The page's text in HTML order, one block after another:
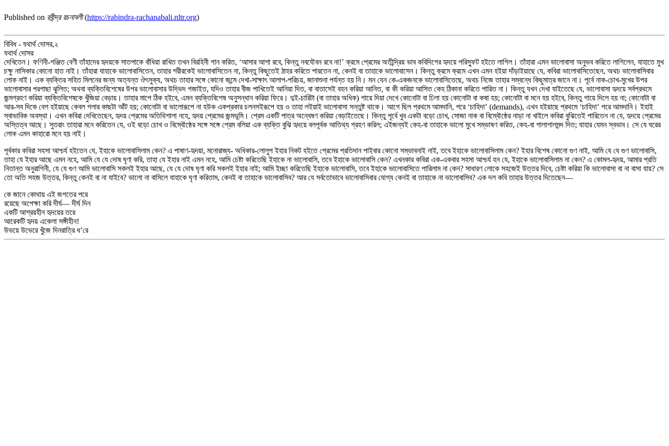
Published on রবীন্দ্র রচনাবলী(https://rabindra-rachanabali.nltr.org)
বিবিধ - যথার্থ দোসর,২
যথার্থ দোসর
দেখিতেন। ফণিনী-গঞ্জিত বেণী তাঁহাদের হৃদয়কে সাতপাকে বাঁধিয়া রাখিত তখন বিরহিনী গান করিত, ‘আসার আশা রবে, কিন্তু নবযৌবন রবে না!’ ক্রমে প্রেমের অতীন্দ্রিয় ভাব কবিদিগের হৃদয়ে পরিস্ফুট হইতে লাগিল। তাঁহারা এমন ভালোবাসা অনুভব করিতে লাগিলেন, যাহাতে মুখ
চক্ষু নাসিকার কোনো হাত নাই। তাঁহারা যাহাকে ভালোবাসিতেন, তাহার শরীরকেই ভালোবাসিতেন না, কিন্তু কিছুতেই ঠাহর করিতে পারতেন না, কেনই বা তাহাকে ভালোবাসেন। কিন্তু ক্রমে ক্রমে এখন এমন হইয়া দাঁড়াইয়াছে যে, কবিরা ভালোবাসিতেছেন, অথচ ভালোবাসিবার
লোক নাই। এক ব্যক্তির সহিত মিলনের জন্য অত্যন্ত ঔৎসুক্য, অথচ তাহার সঙ্গে কোনো জন্মে দেখা-সাক্ষাৎ আলাপ-পরিচয়, জানাশুনা পর্যন্ত হয় নি। মন যেন কে-একজনকে ভালোবাসিতেছে, অথচ নিজে তাহার সম্বন্ধে কিছুমাত্র জানে না। পূর্বে নাক-চোখ-মুখের উপর
ভালোবাসার পরগাছা ঝুলিত; অথবা ব্যক্তিবিশেষের উপর ভালোবাসার উদ্ভিদ গজাইত, যদিও তাহার বীজ পাখিতেই আনিয়া দিত, বা বাতাসেই বহন করিয়া আনিত, বা কী করিয়া আসিত কেহ ঠিকানা করিতে পারিত না। কিন্তু যখন দেখা যাইতেছে যে, ভালোবাসা হৃদয়ে সর্বপ্রথমে
জন্মগ্রহণ করিয়া ব্যক্তিবিশেষকে খুঁজিয়া বেড়ায়। তাহার মাপে ঠিক হইবে, এমন ব্যক্তিবিশেষ অনুসন্ধান করিয়া ফিরে। দুই-চারিটা (বা তাহার অধিক) গায়ে দিয়া দেখে কোনোটা বা ঢিলা হয় কোনোটা বা কষা হয়; কোনোটা বা মনে হয় হইবে, কিন্তু গায়ে দিলে হয় না; কোনোটা বা
আর-সব দিকে বেশ হইয়াছে কেবল গলার কাছটা আঁট হয়; কোনোটা বা ভালোরূপে না হউক একপ্রকার চলনসইরূপে হয় ও তাহা লইয়াই ভালোবাসা সন্তুষ্ট থাকে। আগে ছিল প্রথমে আমদানি, পরে ‘চাহিদা’ (demands), এখন হইয়াছে প্রথমে ‘চাহিদা’ পরে আমদানি। ইহাই
স্বাভাবিক অবস্থা। এখন কবিরা দেখিতেছেন, হৃদয় প্রেমের অতিথিশালা নহে, হৃদয় প্রেমের জন্মভূমি। প্রেম একটি পাত্র অন্বেষণ করিয়া বেড়াইতেছে। কিন্তু পূর্বে খুব একটা বড়ো চোখ, সোজা নাক বা বিম্বৌষ্ঠের নাড়া না খাইলে কবিরা বুঝিতেই পারিতেন না যে, হৃদয়ে প্রেমের
অস্তিত্ব আছে। সুতরাং তাহারা মনে করিতেন যে, ওই বড়ো চোখ ও বিম্বৌষ্ঠের সঙ্গে সঙ্গে প্রেম বলিয়া এক ব্যক্তি বুঝি হৃদয়ে বলপূর্বক আতিথ্য গ্রহণ করিল; এইজন্যই কেহ-বা তাহাকে ভালো মুখে সম্ভাষণ করিত, কেহ-বা গালাগালমন্দ দিত; যাহার যেমন স্বভাব। সে যে ঘরের
লোক এমন কাহারো মনে হয় নাই।
পূর্বকার কবিরা সহসা আশ্চর্য হইতেন যে, ইহাকে ভালোবাসিলাম কেন? এ পাষাণ-হৃদয়া, মনোরাজ্য- অধিকার-লোলুপ ইহার নিকট হইতে প্রেমের প্রতিদান পাইবার কোনো সম্ভাবনাই নাই, তবে ইহাকে ভালোবাসিলাম কেন? ইহার বিশেষ কোনো গুণ নাই, আমি যে যে গুণ ভালোবাসি,
তাহা যে ইহার আছে এমন নহে, আমি যে যে দোষ ঘৃণা করি, তাহা যে ইহার নাই এমন নহে, আমি চেষ্টা করিতেছি ইহাকে না ভালোবাসি, তবে ইহাকে ভালোবাসি কেন? এখনকার কবিরা এক-একবার সহসা আশ্চর্য হন যে, ইহাকে ভালোবাসিলাম না কেন? এ কোমল-হৃদয়, আমার প্রতি
নিতান্ত অনুরাগিনী, যে যে গুণ আমি ভালোবাসি সকলই ইহার আছে, যে যে দোষ ঘৃণা করি সকলই ইহার নাই; আমি ইচ্ছা করিতেছি ইহাকে ভালোবাসি, তবে ইহাকে ভালোবাসিতে পারিলাম না কেন? সাধারণ লোকে সহজেই উত্তর দিবে, চেষ্টা করিয়া কি ভালোবাসা বা না বাসা যায়? সে
তো অতি সহজ উত্তর, কিন্তু কেনই বা না যাইবে? ভালো না বাসিলে যাহাকে ঘৃণা করিতাম, কেনই বা তাহাকে ভালোবাসিব? আর যে সর্বতোভাবে ভালোবাসিবার যোগ্য কেনই বা তাহাকে না ভালোবাসিব? এক দল কবি তাহার উত্তর দিতেছেন—
কে জানে কোথায় এই জগতের পরে
রয়েছে অপেক্ষা করি দীর্ঘ— দীর্ঘ দিন
একটি আশ্রয়হীন হৃদয়ের তরে
আরেকটি হৃদয় একেলা সঙ্গীহীন!
উভয়ে উভেরে খুঁজে দিনরাত্রি ধ’রে